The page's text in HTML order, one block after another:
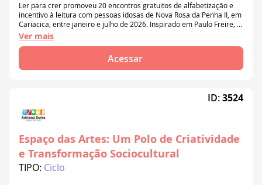
Ler para crer promoveu 20 encontros gratuitos de alfabetização e
incentivo à leitura com pessoas idosas de Nova Rosa da Penha II, em
Cariacica, entre janeiro e julho de 2026. Inspirado em Paulo Freire, o
projeto uniu literatura, escrita, matemática e saberes cotidianos,
respeitando diferentes ritmos de aprendizagem e fortalecendo a
autonomia, a convivência e os vínculos comunitários.
Ver mais
Acessar
Espaço das Artes: Um Polo de Criatividade
e Transformação Sociocultural
TIPO: Ciclo
ID:3524